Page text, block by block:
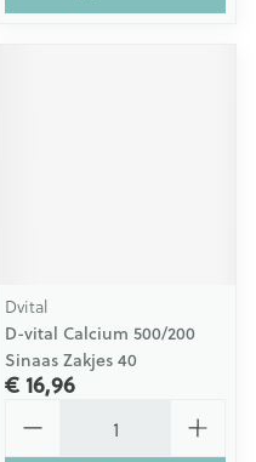
Dvital
D-vital Calcium 500/200
Sinaas Zakjes 40
€ 16,96